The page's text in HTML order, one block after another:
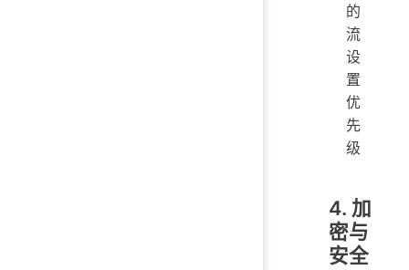
的
流
设
置
优
先
级
4. 加
密与
安全